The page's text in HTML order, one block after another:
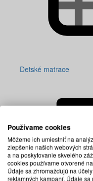
Detské matrace
Používame cookies
Môžeme ich umiestniť na
zlepšenie našich webových
a na poskytovanie skvelého
cookies používame otvorené
Údaje sa zhromažďujú na
reklamných kampaní. Údaje